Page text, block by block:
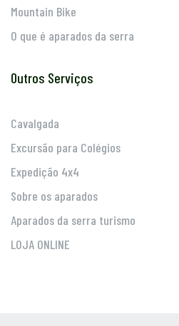
Mountain Bike
O que é aparados da serra
Outros Serviços
Cavalgada
Excursão para Colégios
Expedição 4x4
Sobre os aparados
Aparados da serra turismo
LOJA ONLINE